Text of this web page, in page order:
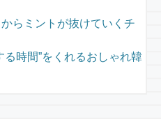
らミントが抜けていくチ
る時間”をくれるおしゃれ韓